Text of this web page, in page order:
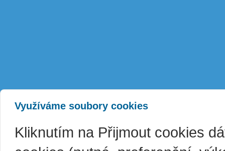
Využíváme soubory cookies
Kliknutím na Přijmout cookies